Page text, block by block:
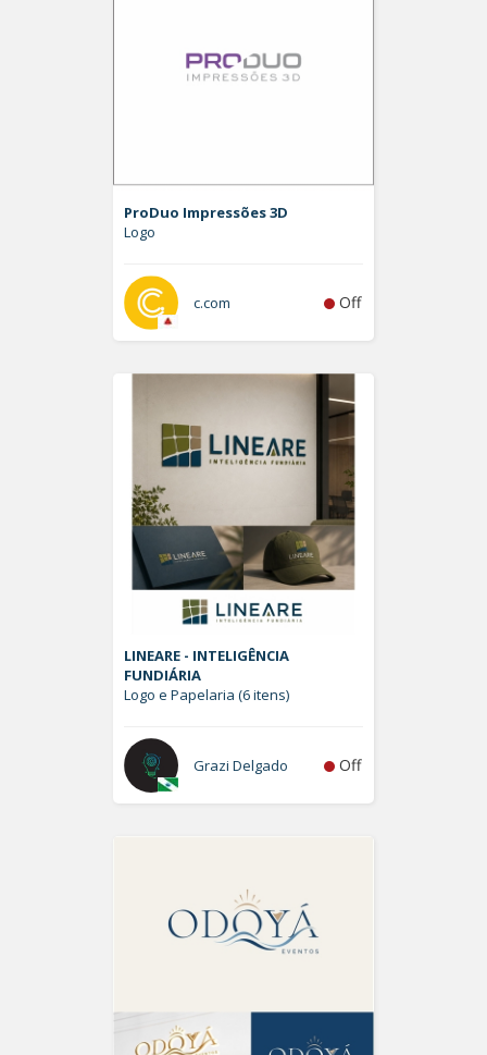
ProDuo Impressões 3D
Logo
c.com Off
LINEARE - INTELIGÊNCIA
FUNDIÁRIA
Logo e Papelaria (6 itens)
Grazi Delgado Off